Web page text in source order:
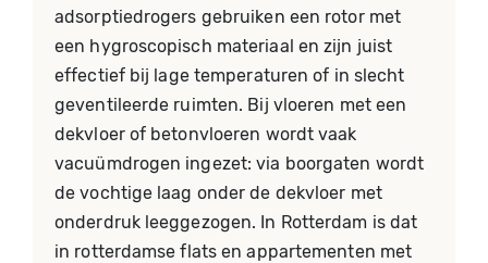
adsorptiedrogers gebruiken een rotor met
een hygroscopisch materiaal en zijn juist
effectief bij lage temperaturen of in slecht
geventileerde ruimten. Bij vloeren met een
dekvloer of betonvloeren wordt vaak
vacuümdrogen ingezet: via boorgaten wordt
de vochtige laag onder de dekvloer met
onderdruk leeggezogen. In Rotterdam is dat
in rotterdamse flats en appartementen met